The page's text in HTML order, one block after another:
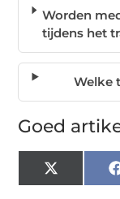
Worden
tijdens het
Welke
Goed
X
(Twitter)